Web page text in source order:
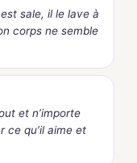
sale, il le lave à
corps ne semble
et n’importe
ce qu’il aime et